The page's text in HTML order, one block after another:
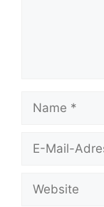
Name
Website